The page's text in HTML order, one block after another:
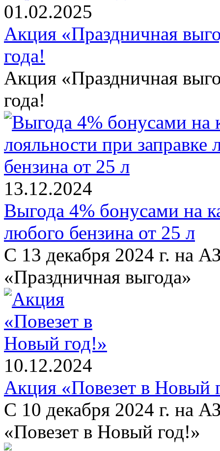
01.02.2025
Акция «Праздничная
года!
Акция «Праздничная
года!
13.12.2024
Выгода 4% бонусами на
любого бензина от 25 л
С 13 декабря 2024 г. на
«Праздничная выгода»
10.12.2024
Акция «Повезет в Новый
С 10 декабря 2024 г. на
«Повезет в Новый год!»